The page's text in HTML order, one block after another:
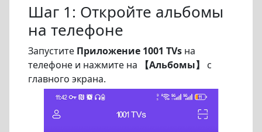
Шаг 1: Откройте альбомы
на телефоне
Запустите Приложение 1001 TVs на
телефоне и нажмите на
【Альбомы】
с
главного экрана.